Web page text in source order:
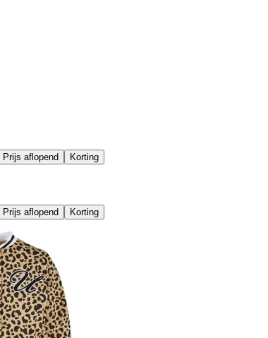
Prijs aflopend Korting
Prijs aflopend Korting